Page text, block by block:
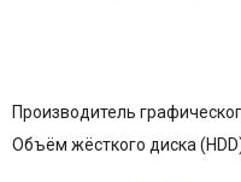
Производитель
Объём жёсткого диска